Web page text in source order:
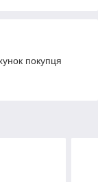
покупця